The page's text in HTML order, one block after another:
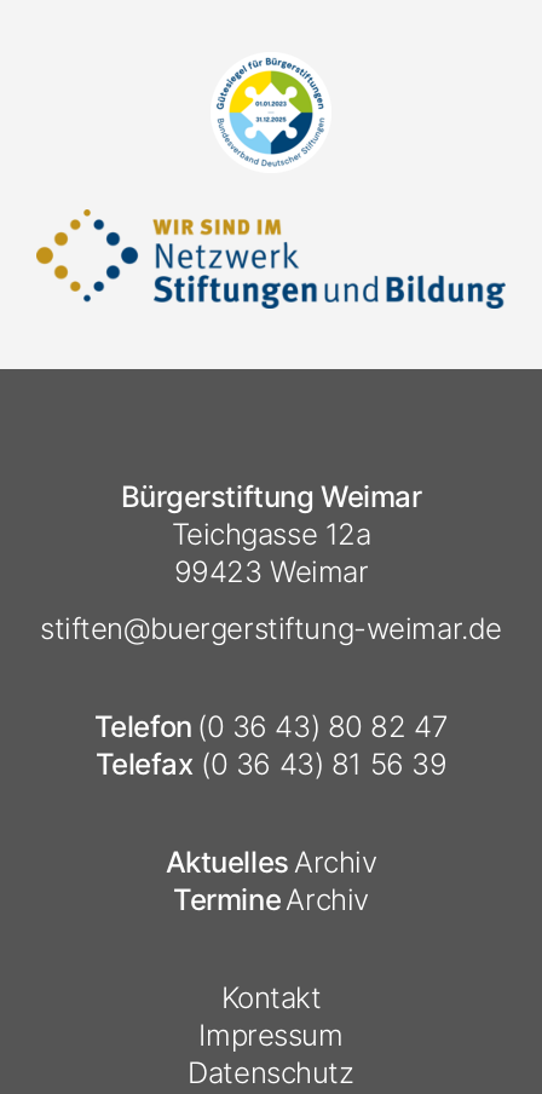
Bürgerstiftung Weimar
Teichgasse 12a
99423 Weimar
stiften@buergerstiftung-weimar.de
Telefon (0 36 43) 80 82 47
Telefax (0 36 43) 81 56 39
AktuellesArchiv
TermineArchiv
Kontakt
Impressum
Datenschutz